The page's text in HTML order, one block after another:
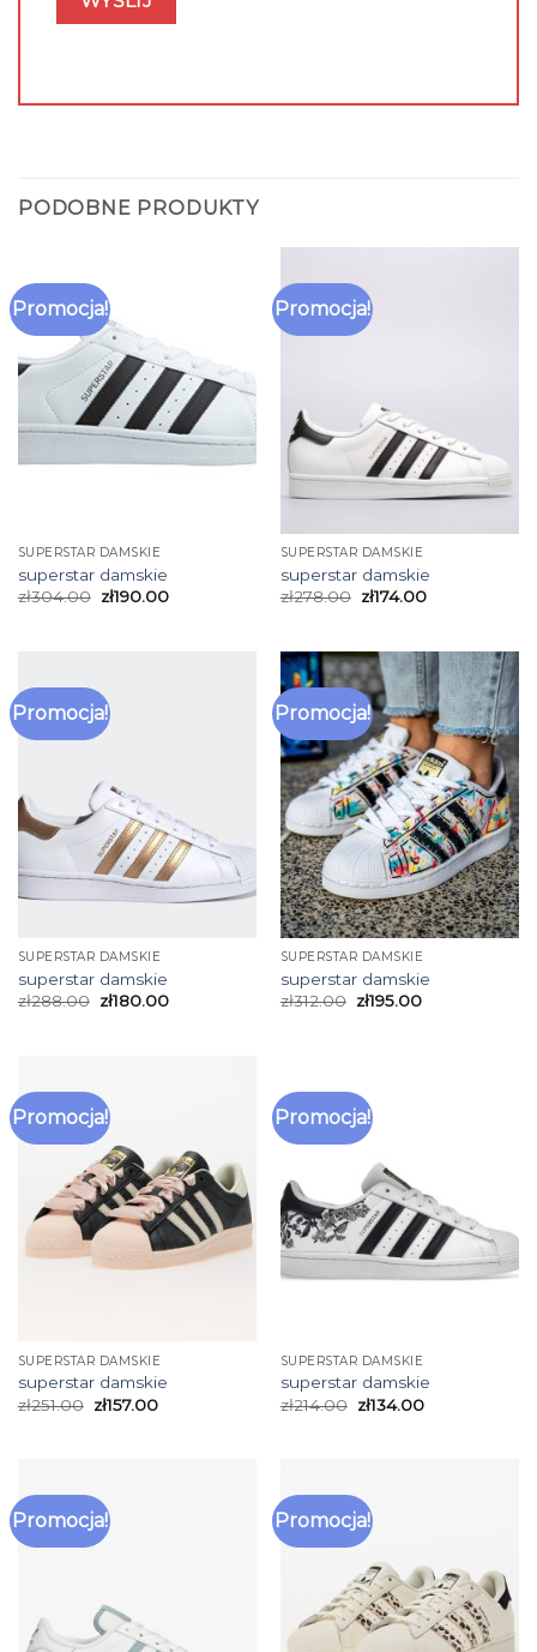
PODOBNE PRODUKTY
Promocja!
SUPERSTAR DAMSKIE
superstar damskie
zł304.00 zł190.00
Promocja!
SUPERSTAR DAMSKIE
superstar damskie
zł278.00 zł174.00
Promocja!
SUPERSTAR DAMSKIE
superstar damskie
zł288.00 zł180.00
Promocja!
SUPERSTAR DAMSKIE
superstar damskie
zł312.00 zł195.00
Promocja!
SUPERSTAR DAMSKIE
superstar damskie
zł251.00 zł157.00
Promocja!
SUPERSTAR DAMSKIE
superstar damskie
zł214.00 zł134.00
Promocja! Promocja!